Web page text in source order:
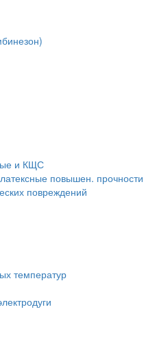
и КЩС
повышен. прочности
повреждений
температур